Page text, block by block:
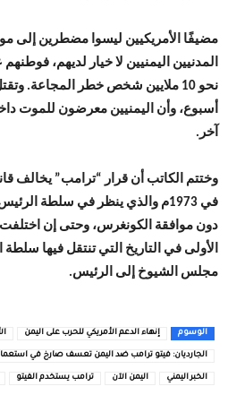
مضيفًا الأمريكيين ليسوا مضطرين إلى
المدنيين اليمنيين لا خيار لديهم، فوطنهم
أسبوع، وأن اليمنيين معرضون للموت
آخر.
وختتم الكاتب أن قرار “ترامب” يخالف
في 1973م والذي ينظر في سلطة
دون موافقة الكونغرس، وحتى إن اختلفت
الأولى في التاريخ التي تنتقل فيها
مجلس الشيوخ إلى الرئيس.
الوسوم إنهاء الدعم الأمريكي للحرب على اليمن
الجارديان: فيتو ترامب ضد اليمن تعسف صارخ في
الخبر اليمني اليمن الآن ترامب يستخدم الفيتو